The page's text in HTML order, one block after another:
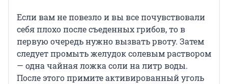
Если вам не повезло и вы все почувствовали
себя плохо после съеденных грибов, то в
первую очередь нужно вызвать рвоту. Затем
следует промыть желудок солевым раствором
— одна чайная ложка соли на литр воды.
После этого примите активированный уголь